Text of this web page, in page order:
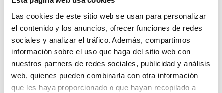
Las cookies de este sitio web se usan para personalizar
el contenido y los anuncios, ofrecer funciones de redes
sociales y analizar el tráfico. Además, compartimos
información sobre el uso que haga del sitio web con
nuestros partners de redes sociales, publicidad y análisis
web, quienes pueden combinarla con otra información
que les haya proporcionado o que hayan recopilado a
¿Cuál es la cuantía de las ayudas?